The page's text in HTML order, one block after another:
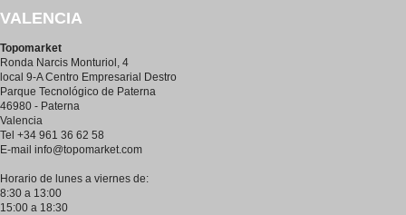
VALENCIA
Topomarket
Ronda Narcis Monturiol, 4
local 9-A Centro Empresarial Destro
Parque Tecnológico de Paterna
46980 - Paterna
Valencia
Tel +34 961 36 62 58
E-mail info@topomarket.com
Horario de lunes a viernes de:
8:30 a 13:00
15:00 a 18:30